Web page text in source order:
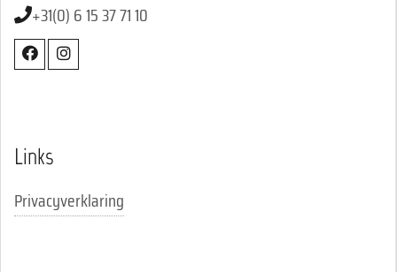
+31(0) 6 15 37 71 10
Links
Privacyverklaring